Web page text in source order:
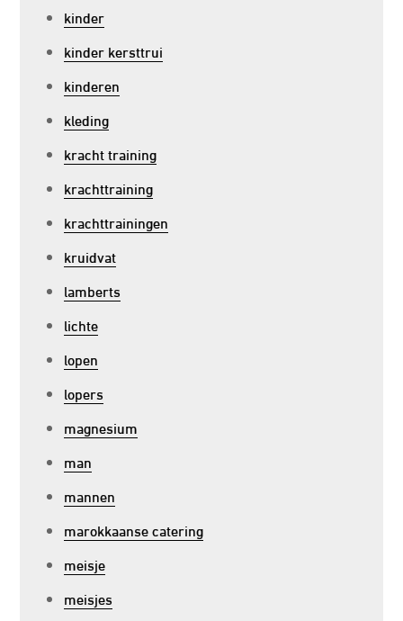
kinder
kinder kersttrui
kinderen
kleding
kracht training
krachttraining
krachttrainingen
kruidvat
lamberts
lichte
lopen
lopers
magnesium
man
mannen
marokkaanse catering
meisje
meisjes